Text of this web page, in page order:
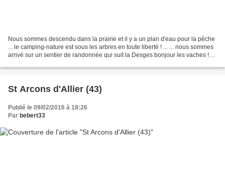
Nous sommes descendu dans la prairie et il y a un plan d'eau pour la pêche
... le camping-nature est sous les arbres en toute liberté ! ... ... nous sommes
arrivé sur un sentier de randonnée qui suit la Desges bonjour les vaches !
St Arcons d'Allier (43)
Publié le 09/02/2016 à 18:26
Par bebert33